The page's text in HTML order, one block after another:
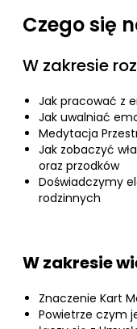
Czego się
W zakresie
Jak pracować z
Jak uwalniać
Medytacja
Jak zobaczyć
oraz przodków
Doświadczymy
rodzinnych
W zakresie
Znaczenie Kart
Powietrze czym